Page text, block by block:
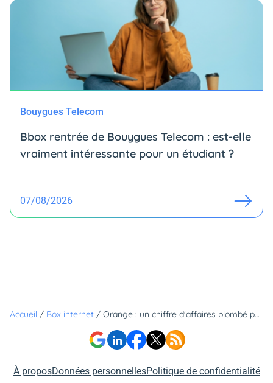
Bouygues Telecom
Bbox rentrée de Bouygues Telecom : est-elle
vraiment intéressante pour un étudiant ?
07/08/2026
Accueil / Box internet / Orange : un chiffre d'affaires plombé par ses résultats en France, mais des abonnés toujours au rendez-vous
À proposDonnées personnellesPolitique de confidentialité